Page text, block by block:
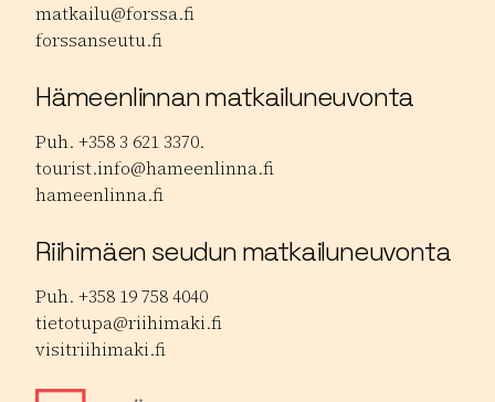
matkailu@forssa.fi
forssanseutu.fi
Hämeenlinnan matkailuneuvonta
Puh. +358 3 621 3370.
tourist.info@hameenlinna.fi
hameenlinna.fi
Riihimäen seudun matkailuneuvonta
Puh. +358 19 758 4040
tietotupa@riihimaki.fi
visitriihimaki.fi